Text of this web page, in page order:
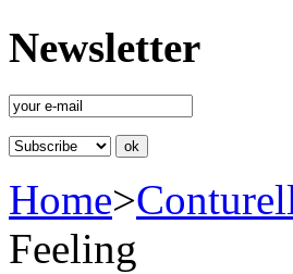
Newsletter
Home>
Feeling